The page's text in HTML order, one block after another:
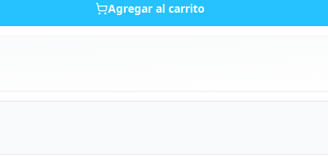
Agregar al carrito